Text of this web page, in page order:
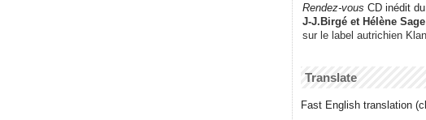
Rendez-vous CD inédit
J-J.Birgé et Hélène Sage
sur le label autrichien
Translate
Fast English translation